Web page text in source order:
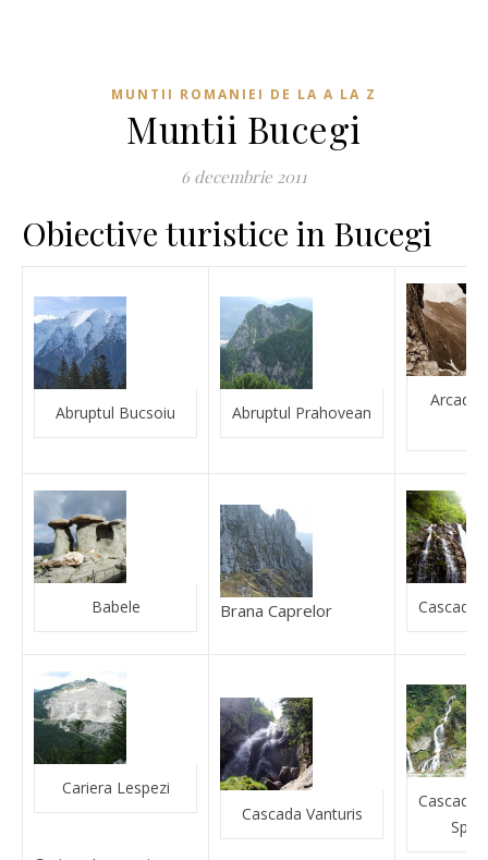
MUNTII ROMANIEI DE LA A LA Z
Muntii Bucegi
6 decembrie 2011
Obiective turistice in Bucegi
Abruptul Bucsoiu Abruptul Prahovean
Arcada
Babele Brana Caprelor Cascada
Cariera Lespezi
Cascada Vanturis